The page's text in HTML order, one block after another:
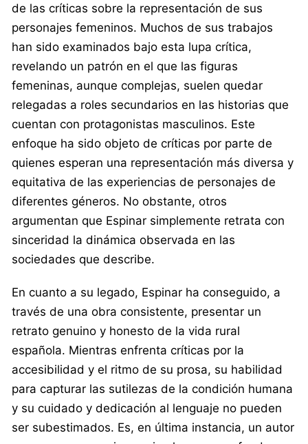
de las críticas sobre la representación de sus
personajes femeninos. Muchos de sus trabajos
han sido examinados bajo esta lupa crítica,
revelando un patrón en el que las figuras
femeninas, aunque complejas, suelen quedar
relegadas a roles secundarios en las historias que
cuentan con protagonistas masculinos. Este
enfoque ha sido objeto de críticas por parte de
quienes esperan una representación más diversa y
equitativa de las experiencias de personajes de
diferentes géneros. No obstante, otros
argumentan que Espinar simplemente retrata con
sinceridad la dinámica observada en las
sociedades que describe.
En cuanto a su legado, Espinar ha conseguido, a
través de una obra consistente, presentar un
retrato genuino y honesto de la vida rural
española. Mientras enfrenta críticas por la
accesibilidad y el ritmo de su prosa, su habilidad
para capturar las sutilezas de la condición humana
y su cuidado y dedicación al lenguaje no pueden
ser subestimados. Es, en última instancia, un autor